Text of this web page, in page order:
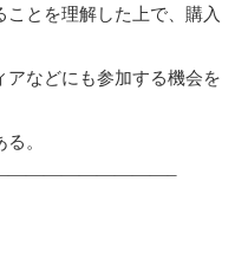
とを理解した上で、購入
アなどにも参加する機会を
。